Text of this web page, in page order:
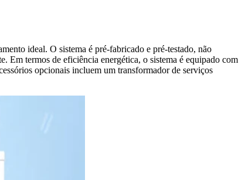
ideal. O sistema é pré-fabricado e pré-testado, não
Em termos de eficiência energética, o sistema é equipado com
opcionais incluem um transformador de serviços